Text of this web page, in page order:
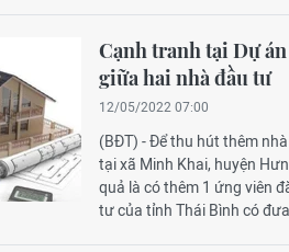
Cạnh tranh tại Dự
giữa hai nhà đầu tư
12/05/2022 07:00
(BĐT) - Để thu hút thêm
tại xã Minh Khai, huyện
quả là có thêm 1 ứng viên
tư của tỉnh Thái Bình có